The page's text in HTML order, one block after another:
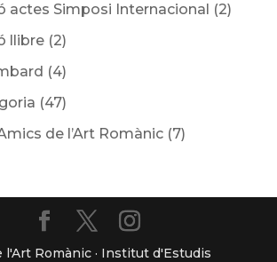
actes Simposi Internacional (2)
llibre(2)
(4)
(47)
de l’Art Romànic(7)
l'Art Romànic · Institut d'Estudis